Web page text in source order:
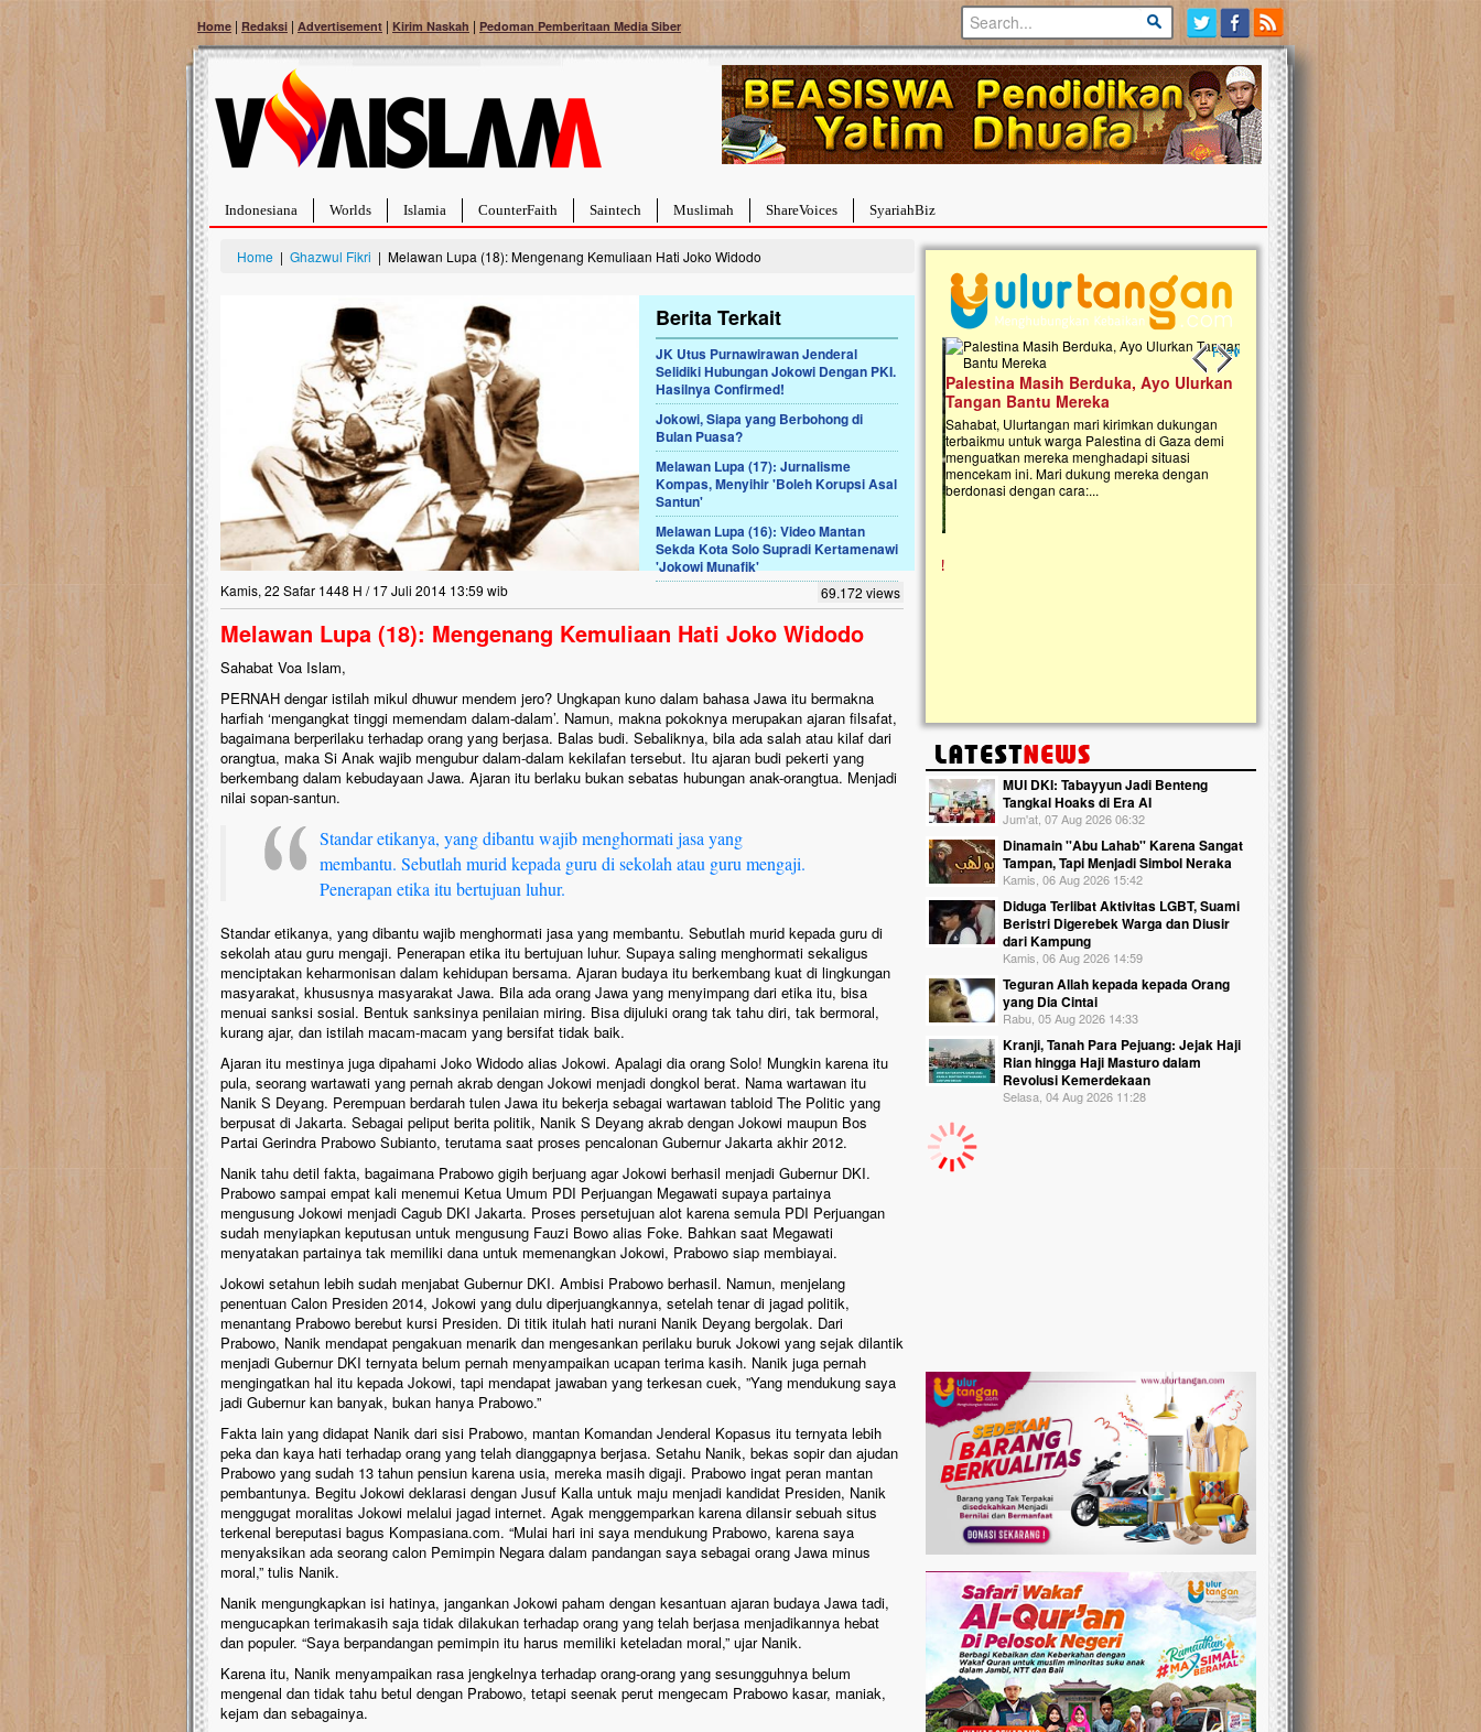
Home | Redaksi | Advertisement | Kirim Naskah | Pedoman Pemberitaan Media Siber
Indonesiana Worlds Islamia CounterFaith Saintech Muslimah ShareVoices SyariahBiz
Home | Ghazwul Fikri | Melawan Lupa (18): Mengenang Kemuliaan Hati Joko Widodo
Berita Terkait
JK Utus Purnawirawan Jenderal
Selidiki Hubungan Jokowi Dengan PKI.
Hasilnya Confirmed!
Jokowi, Siapa yang Berbohong di
Bulan Puasa?
Melawan Lupa (17): Jurnalisme
Kompas, Menyihir 'Boleh Korupsi Asal
Santun'
Melawan Lupa (16): Video Mantan
Sekda Kota Solo Supradi Kertamenawi
'Jokowi Munafik'
Kamis, 22 Safar 1448 H / 17 Juli 2014 13:59 wib 69.172 views
Melawan Lupa (18): Mengenang Kemuliaan Hati Joko Widodo
Sahabat Voa Islam,
PERNAH dengar istilah mikul dhuwur mendem jero? Ungkapan kuno dalam bahasa Jawa itu bermakna
harfiah ‘mengangkat tinggi memendam dalam-dalam’. Namun, makna pokoknya merupakan ajaran filsafat,
bagaimana berperilaku terhadap orang yang berjasa. Balas budi. Sebaliknya, bila ada salah atau kilaf dari
orangtua, maka Si Anak wajib mengubur dalam-dalam kekilafan tersebut. Itu ajaran budi pekerti yang
berkembang dalam kebudayaan Jawa. Ajaran itu berlaku bukan sebatas hubungan anak-orangtua. Menjadi
nilai sopan-santun.
Standar etikanya, yang dibantu wajib menghormati jasa yang
membantu. Sebutlah murid kepada guru di sekolah atau guru mengaji.
Penerapan etika itu bertujuan luhur.
Standar etikanya, yang dibantu wajib menghormati jasa yang membantu. Sebutlah murid kepada guru di
sekolah atau guru mengaji. Penerapan etika itu bertujuan luhur. Supaya saling menghormati sekaligus
menciptakan keharmonisan dalam kehidupan bersama. Ajaran budaya itu berkembang kuat di lingkungan
masyarakat, khususnya masyarakat Jawa. Bila ada orang Jawa yang menyimpang dari etika itu, bisa
menuai sanksi sosial. Bentuk sanksinya penilaian miring. Bisa dijuluki orang tak tahu diri, tak bermoral,
kurang ajar, dan istilah macam-macam yang bersifat tidak baik.
Ajaran itu mestinya juga dipahami Joko Widodo alias Jokowi. Apalagi dia orang Solo! Mungkin karena itu
pula, seorang wartawati yang pernah akrab dengan Jokowi menjadi dongkol berat. Nama wartawan itu
Nanik S Deyang. Perempuan berdarah tulen Jawa itu bekerja sebagai wartawan tabloid The Politic yang
berpusat di Jakarta. Sebagai peliput berita politik, Nanik S Deyang akrab dengan Jokowi maupun Bos
Partai Gerindra Prabowo Subianto, terutama saat proses pencalonan Gubernur Jakarta akhir 2012.
Nanik tahu detil fakta, bagaimana Prabowo gigih berjuang agar Jokowi berhasil menjadi Gubernur DKI.
Prabowo sampai empat kali menemui Ketua Umum PDI Perjuangan Megawati supaya partainya
mengusung Jokowi menjadi Cagub DKI Jakarta. Proses persetujuan alot karena semula PDI Perjuangan
sudah menyiapkan keputusan untuk mengusung Fauzi Bowo alias Foke. Bahkan saat Megawati
menyatakan partainya tak memiliki dana untuk memenangkan Jokowi, Prabowo siap membiayai.
Jokowi setahun lebih sudah menjabat Gubernur DKI. Ambisi Prabowo berhasil. Namun, menjelang
penentuan Calon Presiden 2014, Jokowi yang dulu diperjuangkannya, setelah tenar di jagad politik,
menantang Prabowo berebut kursi Presiden. Di titik itulah hati nurani Nanik Deyang bergolak. Dari
Prabowo, Nanik mendapat pengakuan menarik dan mengesankan perilaku buruk Jokowi yang sejak dilantik
menjadi Gubernur DKI ternyata belum pernah menyampaikan ucapan terima kasih. Nanik juga pernah
mengingatkan hal itu kepada Jokowi, tapi mendapat jawaban yang terkesan cuek, ”Yang mendukung saya
jadi Gubernur kan banyak, bukan hanya Prabowo.”
Fakta lain yang didapat Nanik dari sisi Prabowo, mantan Komandan Jenderal Kopasus itu ternyata lebih
peka dan kaya hati terhadap orang yang telah dianggapnya berjasa. Setahu Nanik, bekas sopir dan ajudan
Prabowo yang sudah 13 tahun pensiun karena usia, mereka masih digaji. Prabowo ingat peran mantan
pembantunya. Begitu Jokowi deklarasi dengan Jusuf Kalla untuk maju menjadi kandidat Presiden, Nanik
menggugat moralitas Jokowi melalui jagad internet. Agak menggemparkan karena dilansir sebuah situs
terkenal bereputasi bagus Kompasiana.com. “Mulai hari ini saya mendukung Prabowo, karena saya
menyaksikan ada seorang calon Pemimpin Negara dalam pandangan saya sebagai orang Jawa minus
moral,” tulis Nanik.
Nanik mengungkapkan isi hatinya, jangankan Jokowi paham dengan kesantuan ajaran budaya Jawa tadi,
mengucapkan terimakasih saja tidak dilakukan terhadap orang yang telah berjasa menjadikannya hebat
dan populer. “Saya berpandangan pemimpin itu harus memiliki keteladan moral,” ujar Nanik.
Karena itu, Nanik menyampaikan rasa jengkelnya terhadap orang-orang yang sesungguhnya belum
mengenal dan tidak tahu betul dengan Prabowo, tetapi seenak perut mengecam Prabowo kasar, maniak,
kejam dan sebagainya.
Previous slide
Next slide
Bantu Naura, Balita Hebat Sembuh Dari
Tumor Pembuluh Darah
Hidup Naura Salsabila dipenuhi dengan
rintangan yang sangat berat. Meskipun baru
berusia sepuluh bulan, bayi yang imut ini harus
menghadapi penyakit yang dahsyat, yaitu tumor
pembuluh darah berukuran...
Lima Tahun Mangkrak, Masjid di
Pelosok ini Mengenaskan. Ayo Bantu.!!
Nasib masjid di Kampung Cilumbu ini sungguh
mengenaskan. Lima tahun mangkrak, kini nyaris
berlumut, dan menghitam terpapar panas dan
Palestina Masih Berduka, Ayo Ulurkan
Tangan Bantu Mereka
Sahabat, Ulurtangan mari kirimkan dukungan
terbaikmu untuk warga Palestina di Gaza demi
menguatkan mereka menghadapi situasi
mencekam ini. Mari dukung mereka dengan
berdonasi dengan cara:...
Open Donasi Wakaf
Rumah Qur'an & TK Islam
Najjah di Jonggol
Saat ini, Ulurtangan bersama Yayasan
Najjahtul Islam Jonggol sedang merintis
pembangunan Rumah Qur’an dan
kanak Islam Terpadu (TKIT) An Najjah
Gedung Majelis Taklim di Jonggol,...
MUI DKI: Tabayyun Jadi Benteng
Tangkal Hoaks di Era AI
Jum'at, 07 Aug 2026 06:32
Dinamain ''Abu Lahab'' Karena Sangat
Tampan, Tapi Menjadi Simbol Neraka
Kamis, 06 Aug 2026 15:42
Diduga Terlibat Aktivitas LGBT, Suami
Beristri Digerebek Warga dan Diusir
dari Kampung
Kamis, 06 Aug 2026 14:59
Teguran Allah kepada kepada Orang
yang Dia Cintai
Rabu, 05 Aug 2026 14:33
Kranji, Tanah Para Pejuang: Jejak Haji
Rian hingga Haji Masturo dalam
Revolusi Kemerdekaan
Selasa, 04 Aug 2026 11:28